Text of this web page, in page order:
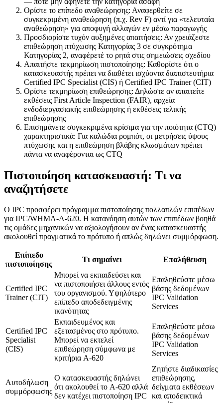
Ορίστε το επίπεδο αναθεώρησης: Αναφερθείτε σε
συγκεκριμένη αναθεώρηση (π.χ. Rev F) αντί για «τελευταία
αναθεώρηση» για αποφυγή αλλαγών εν μέσω παραγωγής
Προσδιορίστε τυχόν αυξημένες απαιτήσεις: Αν χρειάζεστε
επιθεώρηση πτύχωσης Κατηγορίας 3 σε συγκρότημα
Κατηγορίας 2, αναφέρετέ το ρητά στις σημειώσεις σχεδίου
Απαιτήστε τεκμηρίωση πιστοποίησης: Καθορίστε ότι ο
κατασκευαστής πρέπει να διαθέτει ισχύοντα διαπιστευτήρια
Certified IPC Specialist (CIS) ή Certified IPC Trainer (CIT)
Ορίστε τεκμηρίωση επιθεώρησης: Δηλώστε αν απαιτείτε
εκθέσεις First Article Inspection (FAIR), αρχεία
ενδοδιεργασιακής επιθεώρησης ή εκθέσεις τελικής
επιθεώρησης
Επισημάνετε συγκεκριμένα κρίσιμα για την ποιότητα (CTQ)
χαρακτηριστικά: Για καλώδια ρομπότ, οι μετρήσεις ύψους
πτύχωσης και η επιθεώρηση βλάβης κλωσμάτων πρέπει
πάντα να αναφέρονται ως CTQ
Πιστοποίηση κατασκευαστή: Τι να
αναζητήσετε
Ο IPC προσφέρει πρόγραμμα πιστοποίησης πολλαπλών επιπέδων
για IPC/WHMA-A-620. Η κατανόηση αυτών των επιπέδων βοηθά
τις ομάδες μηχανικών να αξιολογήσουν αν ένας κατασκευαστής
ακολουθεί πραγματικά το πρότυπο ή απλώς δηλώνει συμμόρφωση.
Επίπεδο
πιστοποίησης
Τι σημαίνει Επαλήθευση
Certified IPC
Trainer (CIT)
Μπορεί να εκπαιδεύσει και
να πιστοποιήσει άλλους εντός
του οργανισμού. Υψηλότερο
επίπεδο αποδεδειγμένης
ικανότητας
Επαληθεύστε μέσω
βάσης δεδομένων
IPC Validation
Services
Certified IPC
Specialist
(CIS)
Εκπαιδευμένος και
εξετασμένος στο πρότυπο.
Μπορεί να εκτελεί
επιθεώρηση σύμφωνα με
κριτήρια A-620
Επαληθεύστε μέσω
βάσης δεδομένων
IPC Validation
Services
Αυτοδήλωση
συμμόρφωσης
Ο κατασκευαστής δηλώνει
ότι ακολουθεί το A-620 αλλά
δεν κατέχει πιστοποίηση IPC
Ζητήστε διαδικασίες
επιθεώρησης,
δείγματα εκθέσεων
και αποδεικτικά